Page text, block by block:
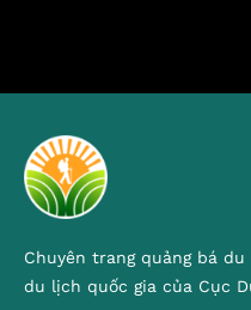
Chuyên trang quảng bá
du lịch quốc gia của Cục